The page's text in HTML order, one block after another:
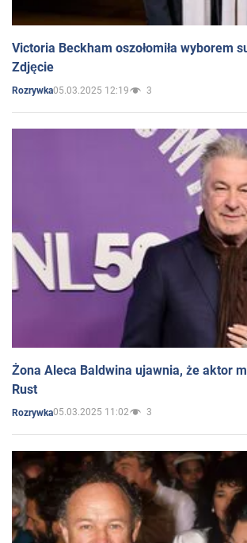
Victoria Beckham oszołomiła wyborem
Zdjęcie
Rozrywka05.03.2025 12:19 3
Żona Aleca Baldwina ujawnia, że aktor
Rust
Rozrywka05.03.2025 11:02 3